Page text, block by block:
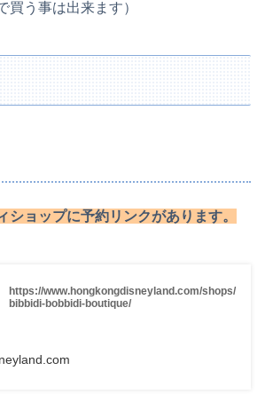
買う事は出来ます）
ョップに予約リンクがあります。
https://www.hongkongdisneyland.com/shops/
bibbidi-bobbidi-boutique/